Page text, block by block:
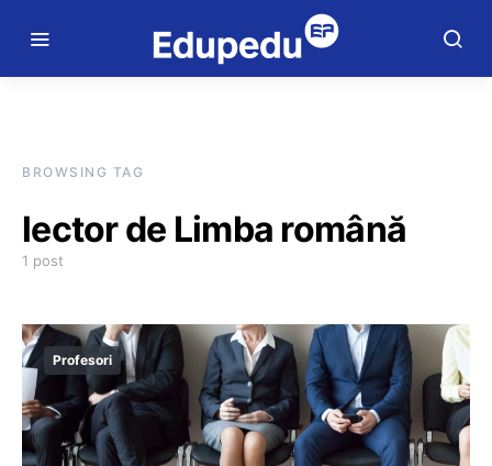
BROWSING TAG
lector de Limba română
1 post
Profesori